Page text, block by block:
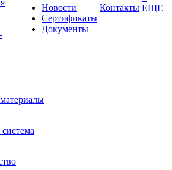
Новости
Сертификаты
Документы
Контакты ЕЩЕ